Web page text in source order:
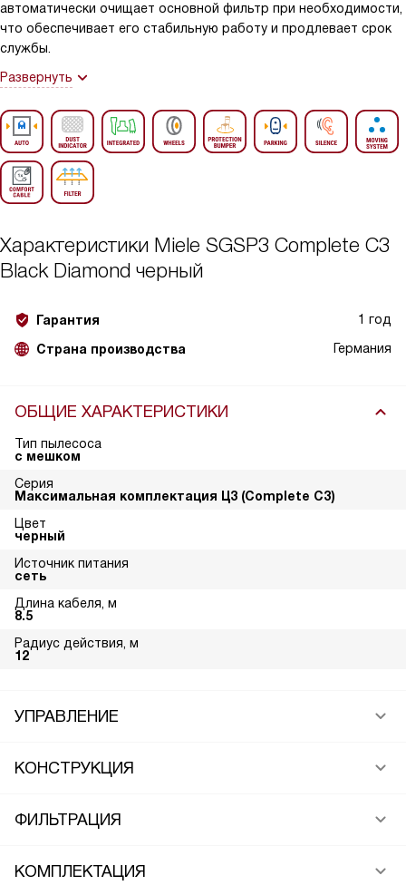
автоматически очищает основной фильтр при необходимости,
что обеспечивает его стабильную работу и продлевает срок
службы.
Развернуть
Характеристики Miele SGSP3 Complete C3
Black Diamond черный
Гарантия 1 год
Страна производства Германия
ОБЩИЕ ХАРАКТЕРИСТИКИ
Тип пылесоса
с мешком
Серия
Максимальная комплектация Ц3 (Complete C3)
Цвет
черный
Источник питания
сеть
Длина кабеля, м
8.5
Радиус действия, м
12
УПРАВЛЕНИЕ
КОНСТРУКЦИЯ
ФИЛЬТРАЦИЯ
КОМПЛЕКТАЦИЯ